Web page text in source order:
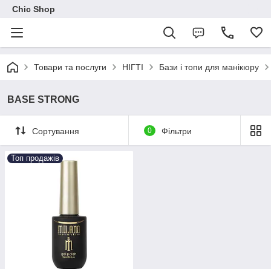
Chic Shop
Товари та послуги НІГТІ Бази і топи для манікюру
BASE STRONG
Сортування 0 Фільтри
Топ продажів